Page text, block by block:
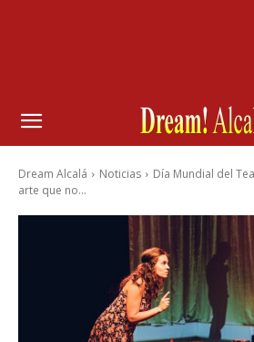
Dream Alcalá Noticias
Día Mundial del
arte que no...